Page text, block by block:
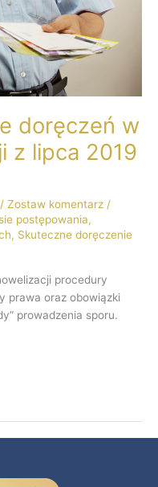
doręczeń w
z lipca 2019
/ Zostaw komentarz /
postępowania,
, Skuteczne doręczenie
procedury
prawa oraz obowiązki
prowadzenia sporu.